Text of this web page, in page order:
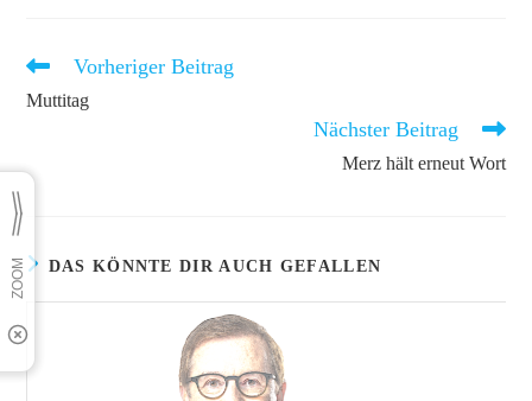
Weitere
ansehen
Vorheriger Beitrag
Muttitag
Nächster Beitrag
Merz hält erneut Wort
DAS KÖNNTE DIR AUCH GEFALLEN